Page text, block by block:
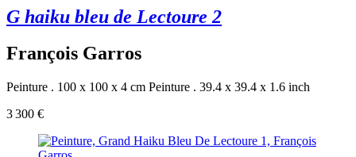
G haiku bleu de Lectoure 2
François Garros
Peinture . 100 x 100 x 4 cm Peinture . 39.4 x 39.4 x 1.6 inch
3 300 €